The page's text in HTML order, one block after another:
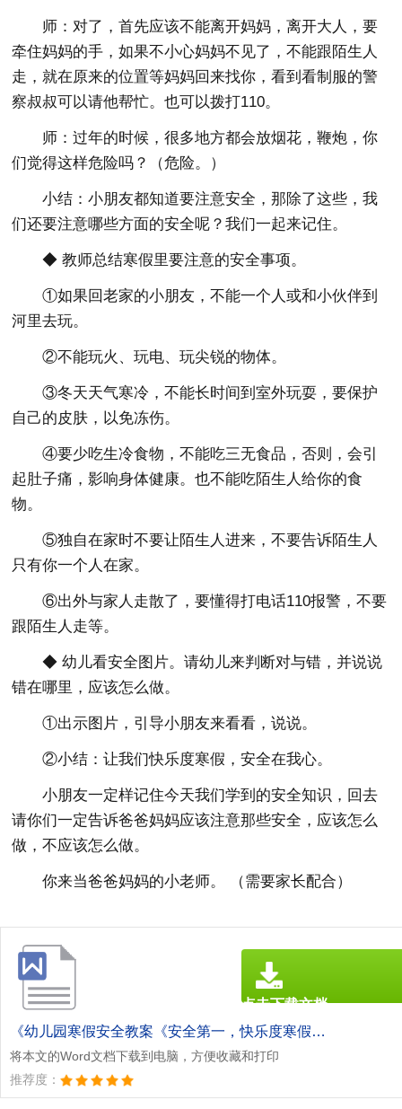
师：对了，首先应该不能离开妈妈，离开大人，要
牵住妈妈的手，如果不小心妈妈不见了，不能跟陌生人
走，就在原来的位置等妈妈回来找你，看到看制服的警
察叔叔可以请他帮忙。也可以拨打110。
师：过年的时候，很多地方都会放烟花，鞭炮，你
们觉得这样危险吗？（危险。）
小结：小朋友都知道要注意安全，那除了这些，我
们还要注意哪些方面的安全呢？我们一起来记住。
◆ 教师总结寒假里要注意的安全事项。
①如果回老家的小朋友，不能一个人或和小伙伴到
河里去玩。
②不能玩火、玩电、玩尖锐的物体。
③冬天天气寒冷，不能长时间到室外玩耍，要保护
自己的皮肤，以免冻伤。
④要少吃生冷食物，不能吃三无食品，否则，会引
起肚子痛，影响身体健康。也不能吃陌生人给你的食
物。
⑤独自在家时不要让陌生人进来，不要告诉陌生人
只有你一个人在家。
⑥出外与家人走散了，要懂得打电话110报警，不要
跟陌生人走等。
◆ 幼儿看安全图片。请幼儿来判断对与错，并说说
错在哪里，应该怎么做。
①出示图片，引导小朋友来看看，说说。
②小结：让我们快乐度寒假，安全在我心。
小朋友一定样记住今天我们学到的安全知识，回去
请你们一定告诉爸爸妈妈应该注意那些安全，应该怎么
做，不应该怎么做。
你来当爸爸妈妈的小老师。 （需要家长配合）
《幼儿园寒假安全教案《安全第一，快乐度寒假》.doc》
将本文的Word文档下载到电脑，方便收藏和打印
推荐度：
点击下载文档
文档为doc格式